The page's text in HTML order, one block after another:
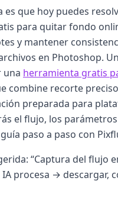
es que hoy puedes
para quitar fondo
y mantener
en Photoshop.
una herramienta gratis
combine recorte
preparada para
el flujo, los
paso a paso con
“Captura del flujo
procesa → descargar,